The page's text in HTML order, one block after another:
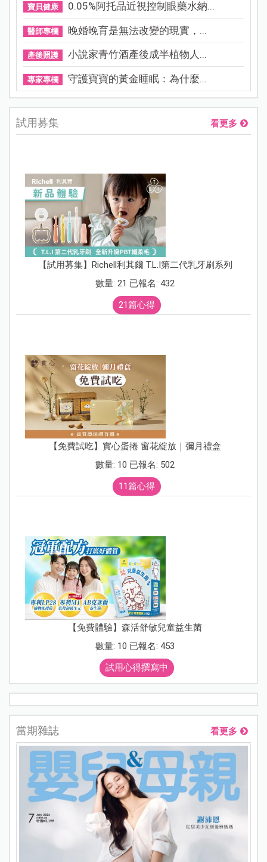
寶貝健康 0.05%阿托品近視控制眼藥水納...
醫師專欄 晚婚晚育是無法改變的現實，...
產後照護 小說家青竹酒產後成半植物人...
專家專欄 守護寶寶的黃金睡眠：為什麼...
試用募集 看更多
【試用募集】Richell利其爾 T.L.I第二代乳牙刷系列
數量: 21 已報名: 432
21篇心得
【免費試吃】實心蛋捲 窗花綻放｜彌月禮盒
數量: 10 已報名: 502
11篇心得
【免費體驗】森活舒敏兒童益生菌
數量: 10 已報名: 453
試用心得撰寫中
當期雜誌 看更多